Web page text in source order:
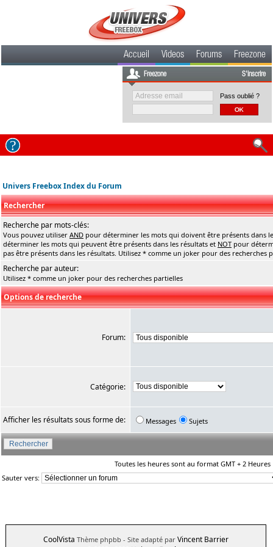
Accueil Videos Forums Freezone
Freezone S'inscrire
Pass oublié ?
Univers Freebox Index du Forum
Rechercher
Recherche par mots-clés:
Vous pouvez utiliser AND pour déterminer les mots qui doivent être présents dans
déterminer les mots qui peuvent être présents dans les résultats et NOT pour
pas être présents dans les résultats. Utilisez * comme un joker pour des recherches
Recherche par auteur:
Utilisez * comme un joker pour des recherches partielles
Options de recherche
Forum:
Catégorie:
Afficher les résultats sous forme de: Messages Sujets
Toutes les heures sont au format GMT + 2 Heures
Sauter vers:
CoolVista Thème phpbb - Site adapté par Vincent Barrier